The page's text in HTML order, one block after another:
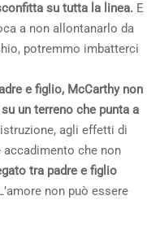
su tutta la linea. E
a non allontanarlo da
potremmo imbatterci
e figlio, McCarthy non
un terreno che punta a
agli effetti di
che non
tra padre e figlio
non può essere